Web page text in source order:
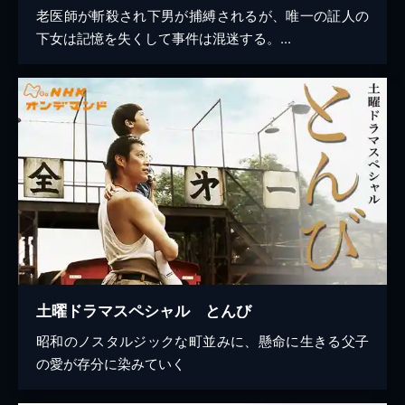
老医師が斬殺され下男が捕縛されるが、唯一の証人の
下女は記憶を失くして事件は混迷する。...
土曜ドラマスペシャル とんび
昭和のノスタルジックな町並みに、懸命に生きる父子
の愛が存分に染みていく